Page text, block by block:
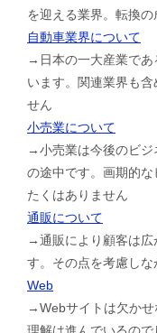
を迎える業界。転換
自動車業界について
→日本の一大産業であ
います。関連業界も
せん
小売業について
→小売業は今後のビジ
の途中です。画期的
たくはありません
通販について
→通販により顧客は広
す。その点を考慮し
Web
→Webサイトは欠かせ
理解は進んでいるの